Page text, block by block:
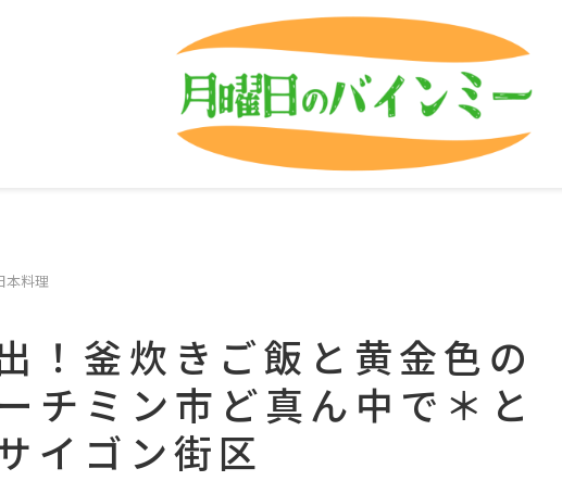
本料理
！釜炊きご飯と黄金色の
チミン市ど真ん中で＊と
イゴン街区